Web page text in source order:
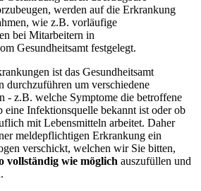
werden auf die Erkrankung
wie z.B. vorläufige
bei Mitarbeitern in
Gesundheitsamt festgelegt.
ist das Gesundheitsamt
durchzuführen um verschiedene
- z.B. welche Symptome die betroffene
eine Infektionsquelle bekannt ist oder ob
mit Lebensmitteln arbeitet. Daher
meldepflichtigen Erkrankung ein
verschickt, welchen wir Sie bitten,
vollständig wie möglich auszufüllen und
.